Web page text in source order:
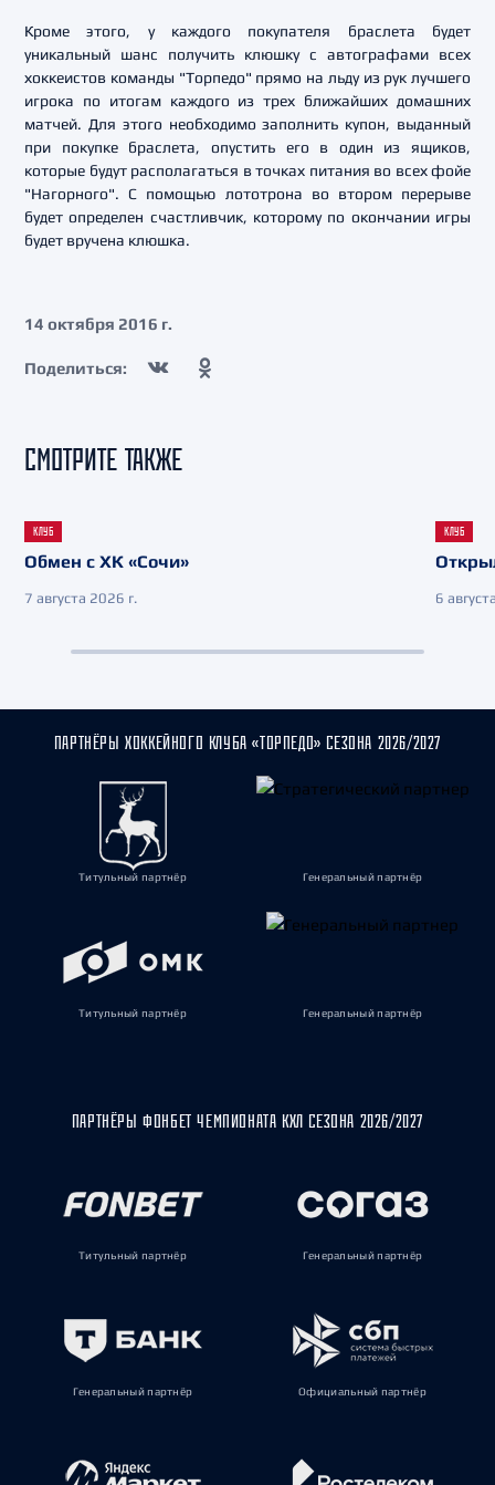
Кроме этого, у каждого покупателя браслета будет
уникальный шанс получить клюшку с автографами всех
хоккеистов команды "Торпедо" прямо на льду из рук лучшего
игрока по итогам каждого из трех ближайших домашних
матчей. Для этого необходимо заполнить купон, выданный
при покупке браслета, опустить его в один из ящиков,
которые будут располагаться в точках питания во всех фойе
"Нагорного". С помощью лототрона во втором перерыве
будет определен счастливчик, которому по окончании игры
будет вручена клюшка.
14 октября 2016 г.
Поделиться:
СМОТРИТЕ ТАКЖЕ
КЛУБ
Обмен с ХК «Сочи»
7 августа 2026 г.
КЛУБ
6
ПАРТНЁРЫ ХОККЕЙНОГО КЛУБА «ТОРПЕДО» СЕЗОНА 2026/2027
Титульный партнёр Генеральный партнёр
Титульный партнёр Генеральный партнёр
ПАРТНЁРЫ ФОНБЕТ ЧЕМПИОНАТА КХЛ СЕЗОНА 2026/2027
Титульный партнёр Генеральный партнёр
Генеральный партнёр Официальный партнёр